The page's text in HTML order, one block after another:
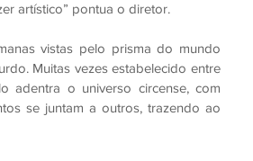
artístico” pontua o diretor.
vistas pelo prisma do mundo
Muitas vezes estabelecido entre
adentra o universo circense, com
se juntam a outros, trazendo ao